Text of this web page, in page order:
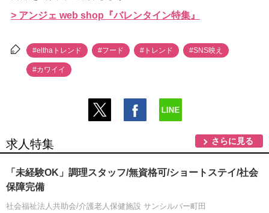
> アンジェ web shop『バレンタイン特集』
#elthaトレンド #フード #トレンド #SNS映え
#カワイイ
求人特集 さらに見る
「未経験OK」調理スタッフ/無資格可/ショートステイ/社会
保障完備
社会福祉法人共助会/介護老人保健施設 サンシルバー町田